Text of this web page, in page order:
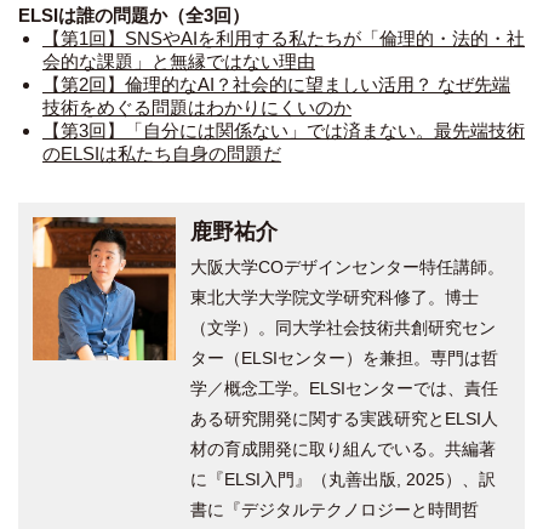
ELSIは誰の問題か（全3回）
【第1回】SNSやAIを利用する私たちが「倫理的・法的・社
会的な課題」と無縁ではない理由
【第2回】倫理的なAI？社会的に望ましい活用？ なぜ先端
技術をめぐる問題はわかりにくいのか
【第3回】「自分には関係ない」では済まない。最先端技術
のELSIは私たち自身の問題だ
鹿野祐介
大阪大学COデザインセンター特任講師。
東北大学大学院文学研究科修了。博士
（文学）。同大学社会技術共創研究セン
ター（ELSIセンター）を兼担。専門は哲
学／概念工学。ELSIセンターでは、責任
ある研究開発に関する実践研究とELSI人
材の育成開発に取り組んでいる。共編著
に『ELSI入門』（丸善出版, 2025）、訳
書に『デジタルテクノロジーと時間哲